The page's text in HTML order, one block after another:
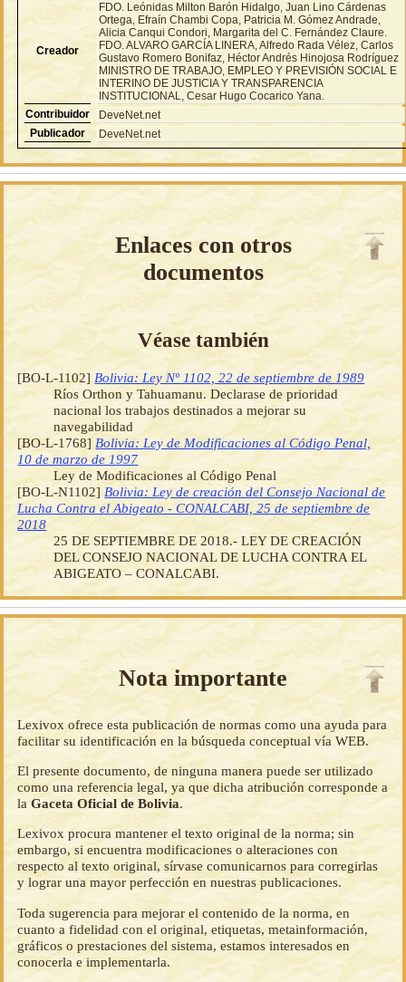
Creador
FDO. Leónidas Milton Barón Hidalgo, Juan Lino Cárdenas
Ortega, Efraín Chambi Copa, Patricia M. Gómez Andrade,
Alicia Canqui Condori, Margarita del C. Fernández Claure.
FDO. ALVARO GARCÍA LINERA, Alfredo Rada Vélez, Carlos
Gustavo Romero Bonifaz, Héctor Andrés Hinojosa Rodríguez
MINISTRO DE TRABAJO, EMPLEO Y PREVISIÓN SOCIAL E
INTERINO DE JUSTICIA Y TRANSPARENCIA
INSTITUCIONAL, Cesar Hugo Cocarico Yana.
Contribuidor
DeveNet.net
Publicador
DeveNet.net
Enlaces con otros
documentos
Véase también
[BO-L-1102]Bolivia: Ley Nº 1102, 22 de septiembre de 1989
Ríos Orthon y Tahuamanu. Declarase de prioridad
nacional los trabajos destinados a mejorar su
navegabilidad
[BO-L-1768]Bolivia: Ley de Modificaciones al Código Penal,
10 de marzo de 1997
Ley de Modificaciones al Código Penal
[BO-L-N1102]Bolivia: Ley de creación del Consejo Nacional de
Lucha Contra el Abigeato - CONALCABI, 25 de septiembre de
2018
25 DE SEPTIEMBRE DE 2018.- LEY DE CREACIÓN
DEL CONSEJO NACIONAL DE LUCHA CONTRA EL
ABIGEATO – CONALCABI.
Nota importante
Lexivox ofrece esta publicación de normas como una ayuda para
facilitar su identificación en la búsqueda conceptual vía WEB.
El presente documento, de ninguna manera puede ser utilizado
como una referencia legal, ya que dicha atribución corresponde a
laGaceta Oficial de Bolivia.
Lexivox procura mantener el texto original de la norma; sin
embargo, si encuentra modificaciones o alteraciones con
respecto al texto original, sírvase comunicarnos para corregirlas
y lograr una mayor perfección en nuestras publicaciones.
Toda sugerencia para mejorar el contenido de la norma, en
cuanto a fidelidad con el original, etiquetas, metainformación,
gráficos o prestaciones del sistema, estamos interesados en
conocerla e implementarla.